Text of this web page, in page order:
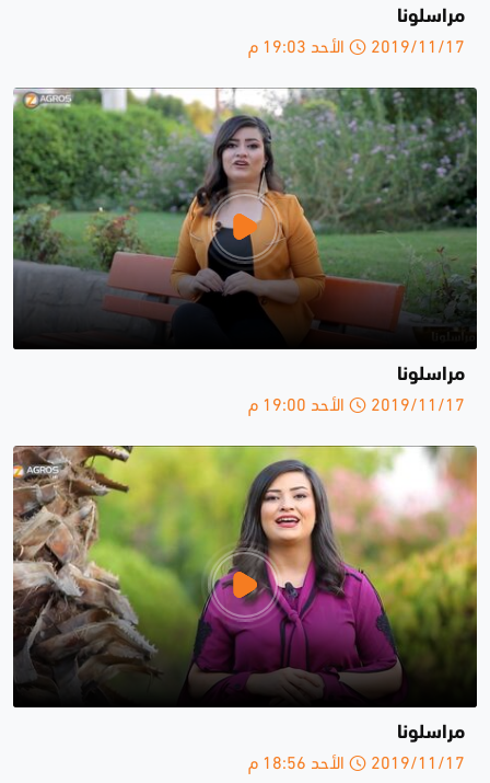
مراسلونا
2019/11/17 الأحد 19:03 م
مراسلونا
2019/11/17 الأحد 19:00 م
مراسلونا
2019/11/17 الأحد 18:56 م